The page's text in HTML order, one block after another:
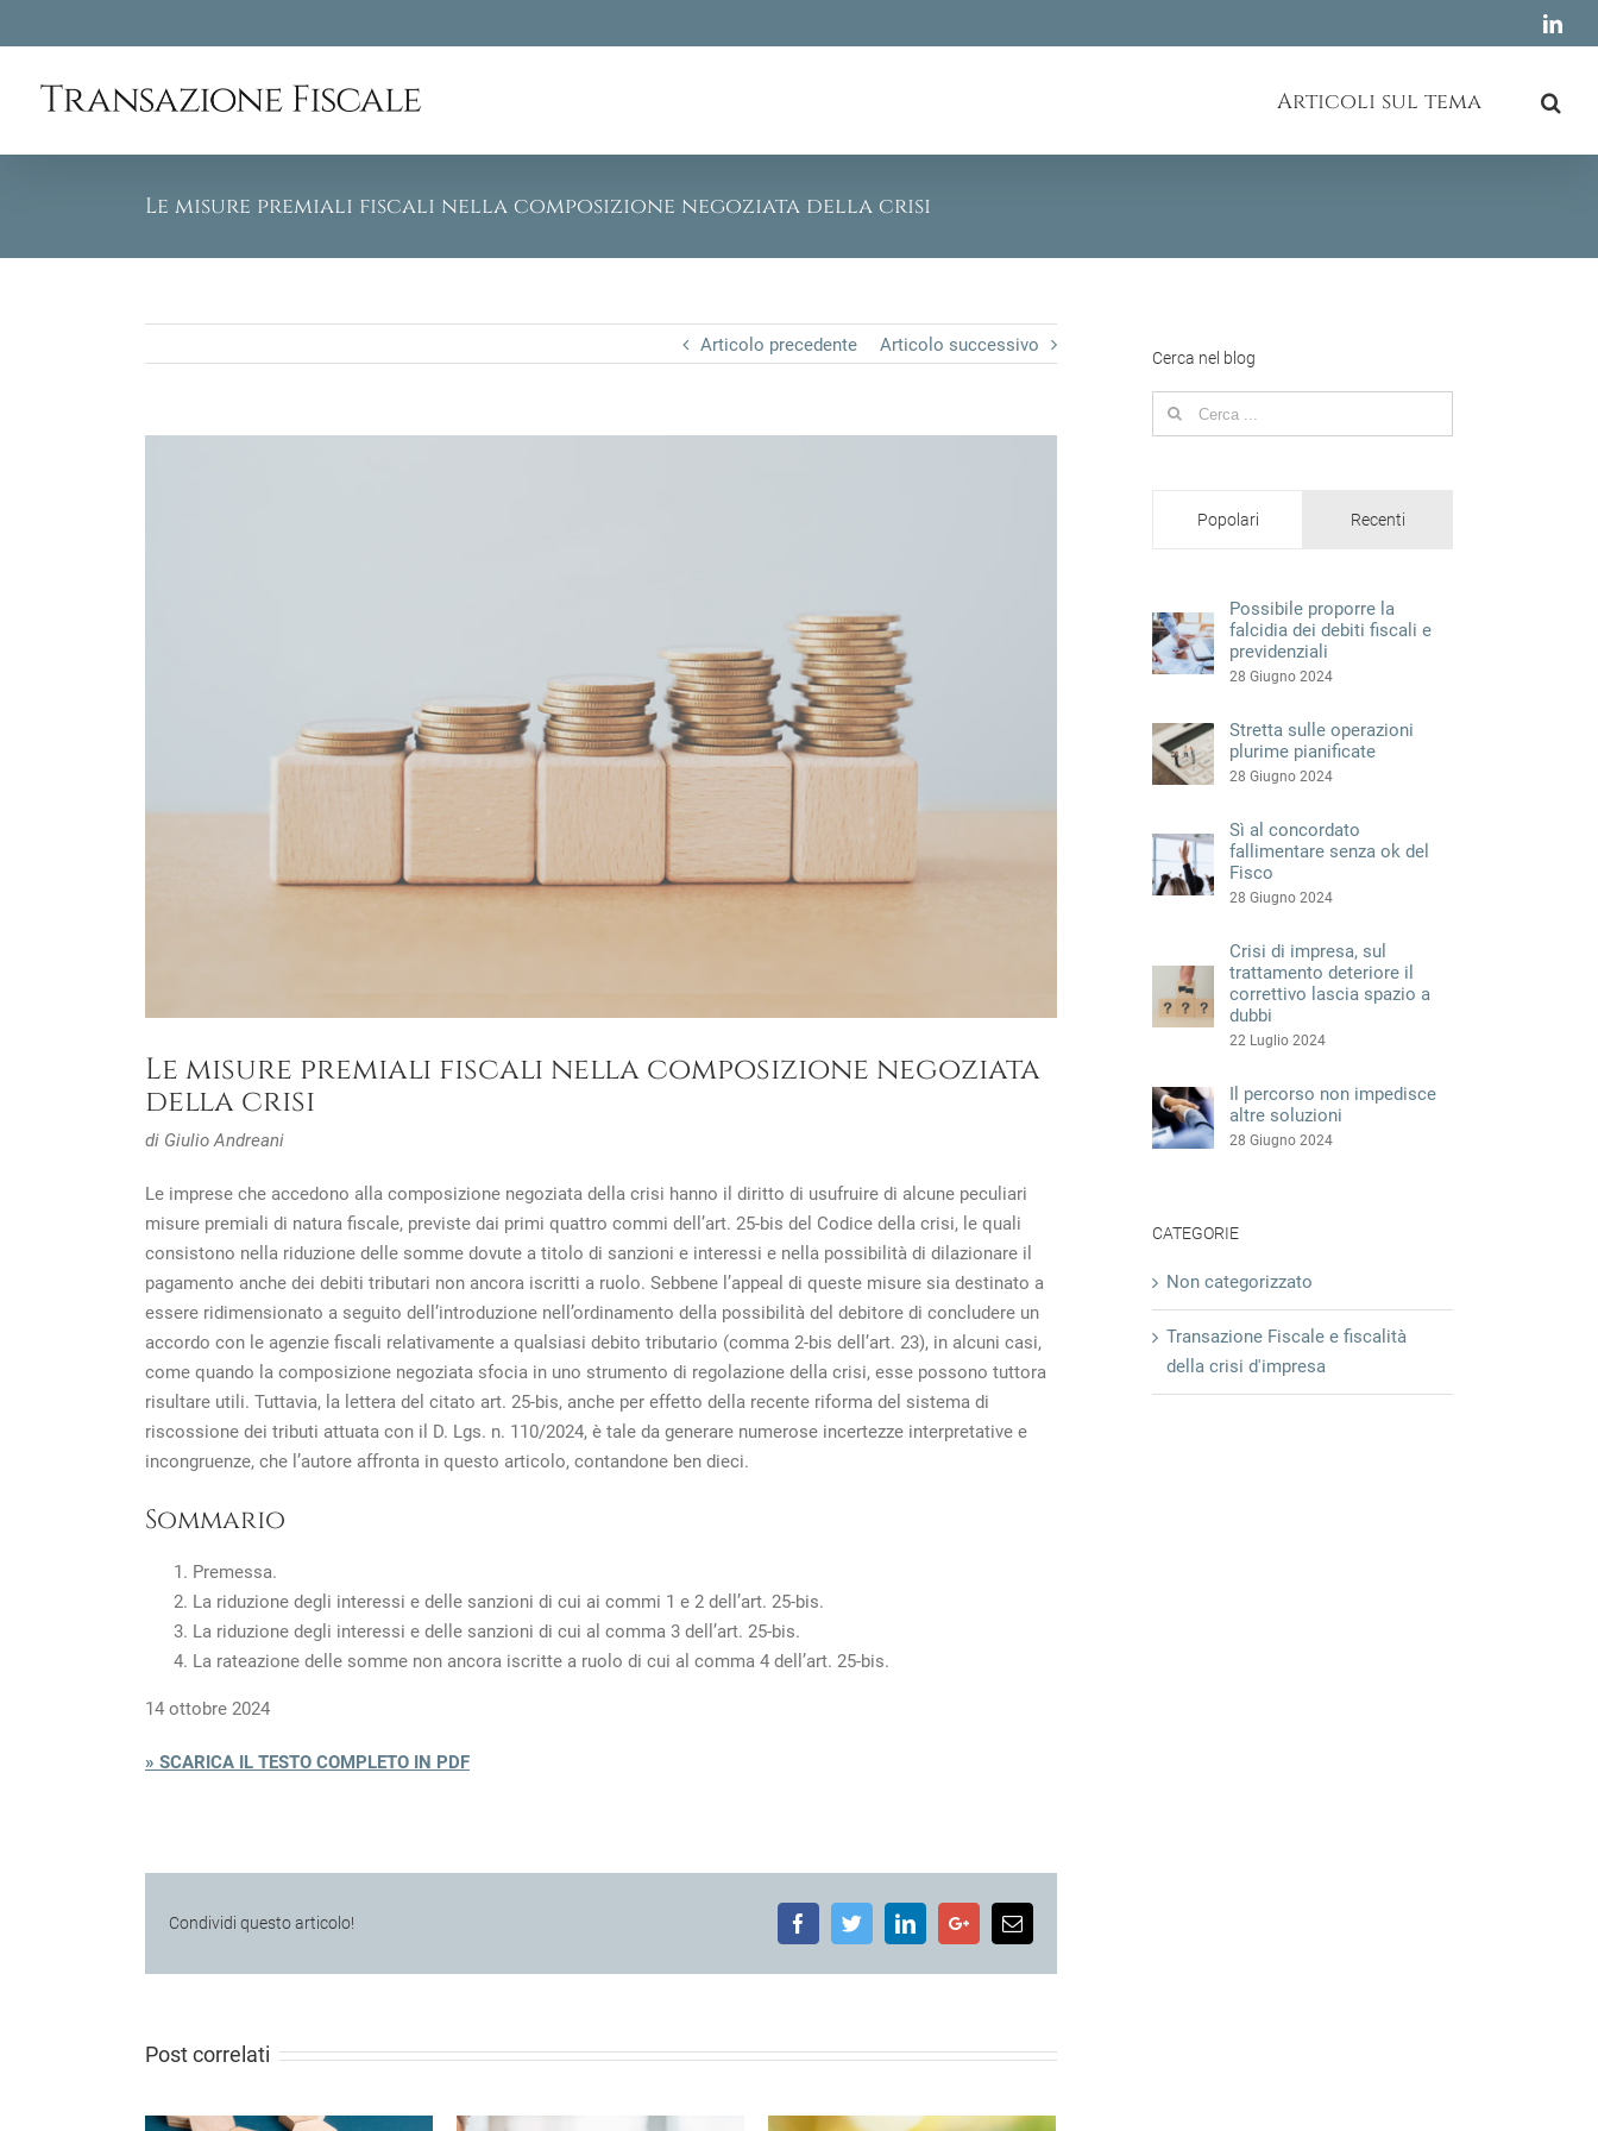
to
Articoli sul tema
Le misure premiali fiscali nella composizione negoziata della crisi
Articolo precedente Articolo successivo
Le misure premiali fiscali nella composizione negoziata
della crisi
di Giulio Andreani
Le imprese che accedono alla composizione negoziata della crisi hanno il diritto di usufruire di alcune peculiari
misure premiali di natura fiscale, previste dai primi quattro commi dell’art. 25-bis del Codice della crisi, le quali
consistono nella riduzione delle somme dovute a titolo di sanzioni e interessi e nella possibilità di dilazionare il
pagamento anche dei debiti tributari non ancora iscritti a ruolo. Sebbene l’appeal di queste misure sia destinato a
essere ridimensionato a seguito dell’introduzione nell’ordinamento della possibilità del debitore di concludere un
accordo con le agenzie fiscali relativamente a qualsiasi debito tributario (comma 2-bis dell’art. 23), in alcuni casi,
come quando la composizione negoziata sfocia in uno strumento di regolazione della crisi, esse possono tuttora
risultare utili. Tuttavia, la lettera del citato art. 25-bis, anche per effetto della recente riforma del sistema di
riscossione dei tributi attuata con il D. Lgs. n. 110/2024, è tale da generare numerose incertezze interpretative e
incongruenze, che l’autore affronta in questo articolo, contandone ben dieci.
Sommario
Premessa.
La riduzione degli interessi e delle sanzioni di cui ai commi 1 e 2 dell’art. 25-bis.
La riduzione degli interessi e delle sanzioni di cui al comma 3 dell’art. 25-bis.
La rateazione delle somme non ancora iscritte a ruolo di cui al comma 4 dell’art. 25-bis.
14 ottobre 2024
» SCARICA IL TESTO COMPLETO IN PDF
Condividi questo articolo! FacebookTwitterLinkedInGoogle+Email
Post correlati
Cerca nel blog
Search
for:
Popolari Recenti
Possibile proporre la
falcidia dei debiti fiscali e
previdenziali
28 Giugno 2024
Stretta sulle operazioni
plurime pianificate
28 Giugno 2024
Sì al concordato
fallimentare senza ok del
Fisco
28 Giugno 2024
Crisi di impresa, sul
trattamento deteriore il
correttivo lascia spazio a
dubbi
22 Luglio 2024
Il percorso non impedisce
altre soluzioni
28 Giugno 2024
CATEGORIE
Non categorizzato
Transazione Fiscale e fiscalità
della crisi d'impresa